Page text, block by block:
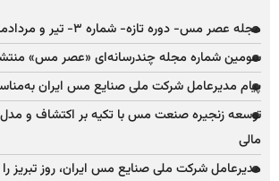
مجله عصر مس- دوره تازه- شماره ۳- تیر و مردادماه ۱۴۰۵
سومین شماره مجله چندرسانه‌ای «عصر مس»
پیام مدیرعامل شرکت ملی صنایع مس ایران
توسعه زنجیره صنعت مس با تکیه بر اکتشاف و
مالی
مدیرعامل شرکت ملی صنایع مس ایران، روز تبریز